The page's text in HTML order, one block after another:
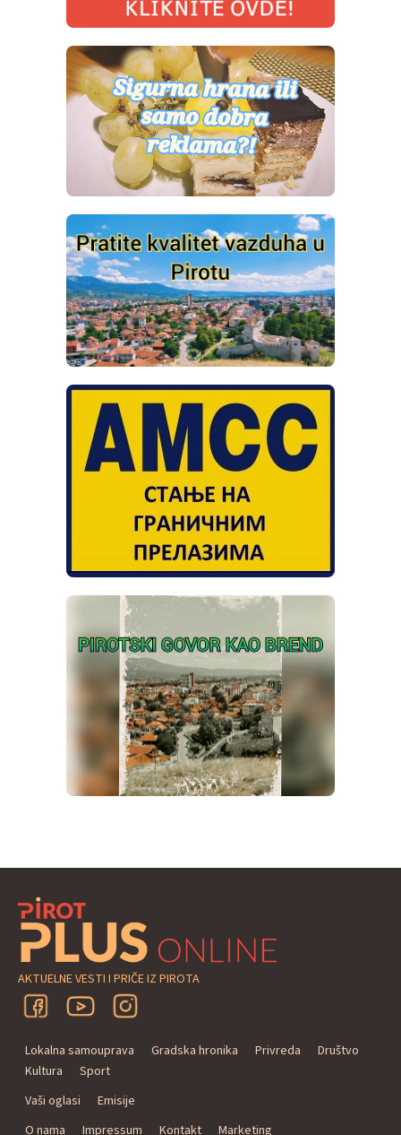
AKTUELNE VESTI I PRIČE IZ PIROTA
Lokalna samouprava Gradska hronika Privreda
Društvo
Kultura
Sport
Vaši oglasi
Emisije
O nama
Impressum Kontakt Marketing